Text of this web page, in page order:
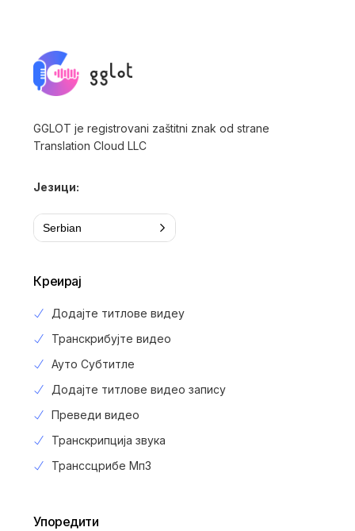
GGLOT je registrovani zaštitni znak od strane
Translation Cloud LLC
Језици:
Serbian
Креирај
Додајте титлове видеу
Транскрибујте видео
Ауто Субтитле
Додајте титлове видео запису
Преведи видео
Транскрипција звука
Транссцрибе Мп3
Упоредити